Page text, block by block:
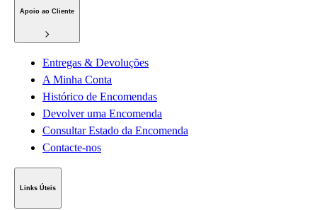
Apoio ao Cliente
Entregas & Devoluções
A Minha Conta
Histórico de Encomendas
Devolver uma Encomenda
Consultar Estado da Encomenda
Contacte-nos
Links Úteis